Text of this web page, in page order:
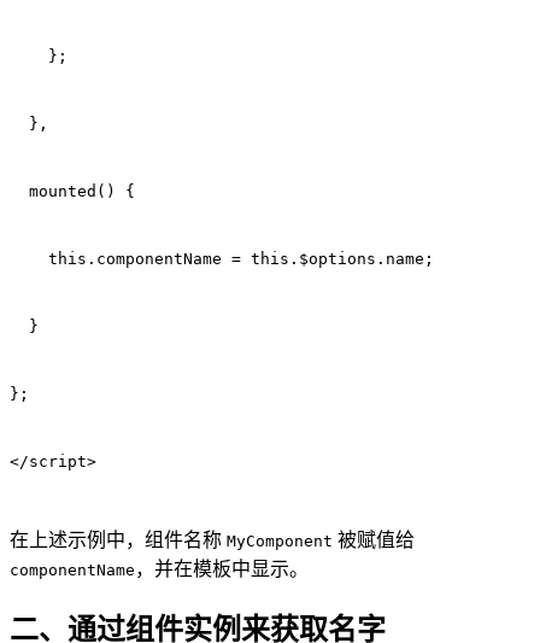
    };
  },
  mounted() {
    this.componentName = this.$options.name;
  }
};
</script>
在上述示例中，组件名称 MyComponent 被赋值给
componentName ，并在模板中显示。
二、通过组件实例来获取名字